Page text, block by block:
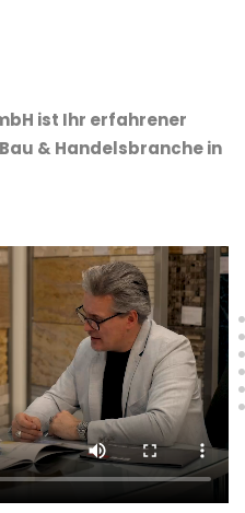
ist Ihr erfahrener
& Handelsbranche in